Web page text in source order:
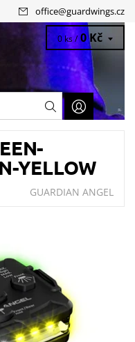
office@guardwings.cz
0 ks / 0 Kč
YELLOW
GUARDIAN ANGEL